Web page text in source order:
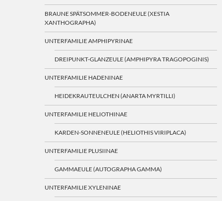
BRAUNE SPÄTSOMMER-BODENEULE (XESTIA
XANTHOGRAPHA)
UNTERFAMILIE AMPHIPYRINAE
DREIPUNKT-GLANZEULE (AMPHIPYRA TRAGOPOGINIS)
UNTERFAMILIE HADENINAE
HEIDEKRAUTEULCHEN (ANARTA MYRTILLI)
UNTERFAMILIE HELIOTHINAE
KARDEN-SONNENEULE (HELIOTHIS VIRIPLACA)
UNTERFAMILIE PLUSIINAE
GAMMAEULE (AUTOGRAPHA GAMMA)
UNTERFAMILIE XYLENINAE